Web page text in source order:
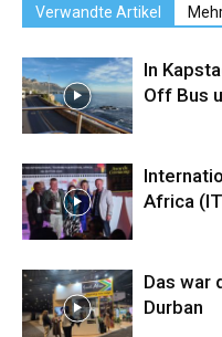
Verwandte Artikel
In
Off Bus
Africa
Das war
Durban